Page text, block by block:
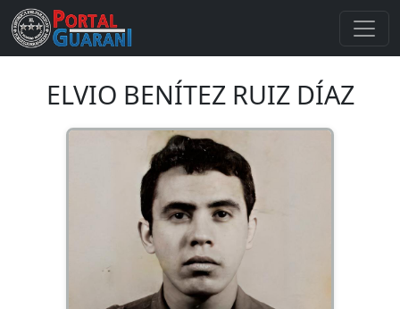
ELVIO BENÍTEZ RUIZ DÍAZ